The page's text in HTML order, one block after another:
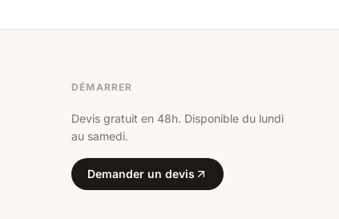
DÉMARRER
Devis gratuit en 48h. Disponible du lundi
au samedi.
Demander un devis